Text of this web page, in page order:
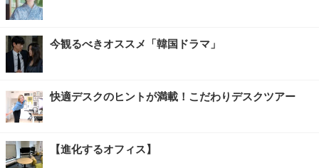
今観るべきオススメ「韓国ドラマ」
快適デスクのヒントが満載！こだわりデスクツアー
【進化するオフィス】